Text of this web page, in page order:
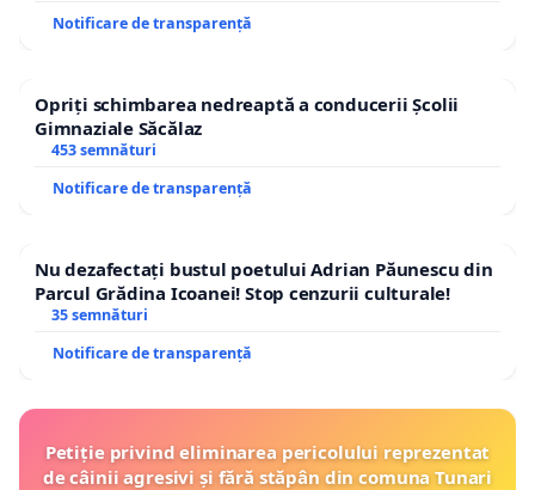
Notificare de transparență
Opriți schimbarea nedreaptă a conducerii Școlii
Gimnaziale Săcălaz
453 semnături
Notificare de transparență
Nu dezafectați bustul poetului Adrian Păunescu din
Parcul Grădina Icoanei! Stop cenzurii culturale!
35 semnături
Notificare de transparență
Petiție privind eliminarea pericolului reprezentat
de câinii agresivi și fără stăpân din comuna Tunari